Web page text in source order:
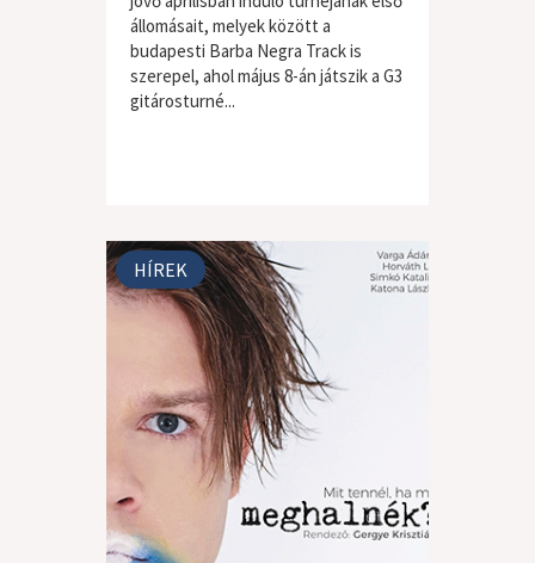
állomásait, melyek között a
budapesti Barba Negra Track is
szerepel, ahol május 8-án játszik a G3
gitárosturné...
HÍREK